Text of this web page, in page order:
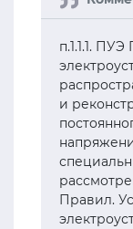
п.1.1.1.
и
Правил.